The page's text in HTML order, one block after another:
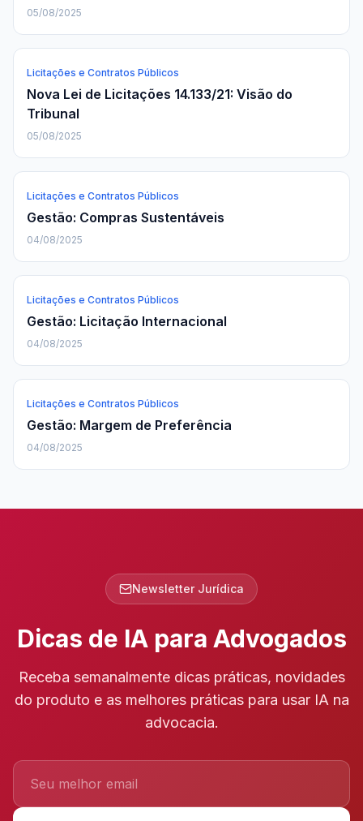
05/08/2025
Licitações e Contratos Públicos
Nova Lei de Licitações 14.133/21: Visão do
Tribunal
05/08/2025
Licitações e Contratos Públicos
Gestão: Compras Sustentáveis
04/08/2025
Licitações e Contratos Públicos
Gestão: Licitação Internacional
04/08/2025
Licitações e Contratos Públicos
Gestão: Margem de Preferência
04/08/2025
Newsletter Jurídica
Dicas de IA para Advogados
Receba semanalmente dicas práticas, novidades
do produto e as melhores práticas para usar IA na
advocacia.